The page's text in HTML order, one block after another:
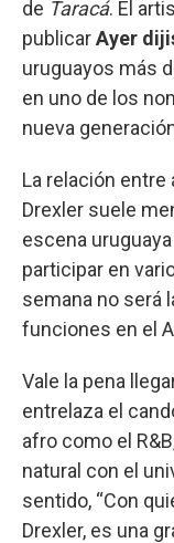
de Taracá. El
publicarAyer
uruguayos más
en uno de los
nueva
La relación entre
Drexler suele
escena
participar en
semana no será
funciones en el
Vale la pena
entrelaza el
afro como el
natural con el
sentido, “Con
Drexler, es una